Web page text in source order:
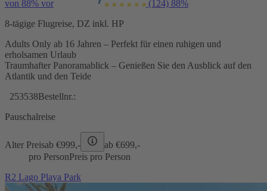
von 88% vor (124) 88%
8-tägige Flugreise, DZ inkl. HP
Adults Only ab 16 Jahren – Perfekt für einen ruhigen und
erholsamen Urlaub
Traumhafter Panoramablick – Genießen Sie den Ausblick auf den
Atlantik und den Teide
253538Bestellnr.:
Pauschalreise
Alter Preisab €999,- ab €699,-
pro PersonPreis pro Person
R2 Lago Playa Park